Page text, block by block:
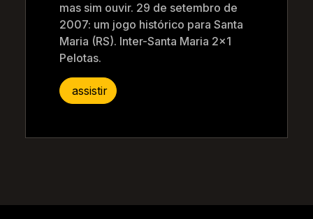
mas sim ouvir. 29 de setembro de
2007: um jogo histórico para Santa
Maria (RS). Inter-Santa Maria 2×1
Pelotas.
assistir